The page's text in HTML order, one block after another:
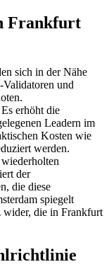
Frankfurt
sich in der Nähe
und
erhöht die
Leadern im
Kosten wie
werden.
der
die diese
spiegelt
wider, die in Frankfurt